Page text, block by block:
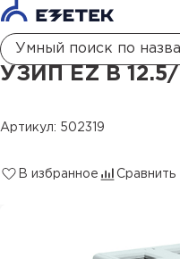
УЗИП EZ B
Артикул: 502319
В избранное Сравнить